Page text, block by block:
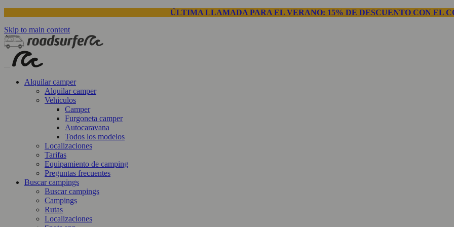
ÚLTIMA LLAMADA PARA EL VERANO: 15% DE DESCUENTO CON EL
Skip to main content
Alquilar camper
Alquilar camper
Vehiculos
Camper
Furgoneta camper
Autocaravana
Todos los modelos
Localizaciones
Tarifas
Equipamiento de camping
Preguntas frecuentes
Buscar campings
Buscar campings
Campings
Rutas
Localizaciones